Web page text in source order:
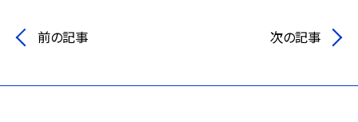
前の記事 次の記事